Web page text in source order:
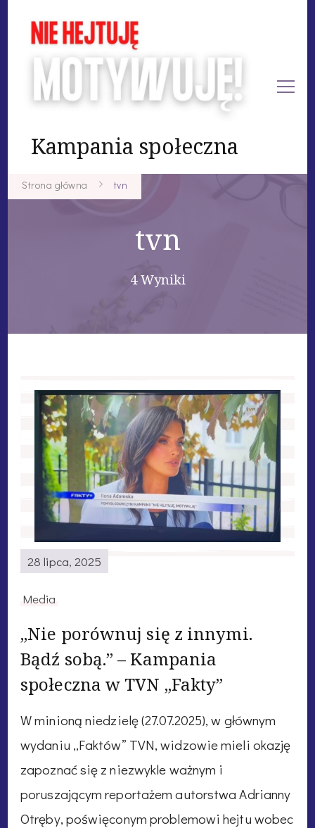
Kampania społeczna
Strona główna tvn
tvn
4 Wyniki
28 lipca, 2025
Media
„Nie porównuj się z innymi.
Bądź sobą.” – Kampania
społeczna w TVN „Fakty”
W minioną niedzielę (27.07.2025), w głównym
wydaniu „Faktów” TVN, widzowie mieli okazję
zapoznać się z niezwykle ważnym i
poruszającym reportażem autorstwa Adrianny
Otręby, poświęconym problemowi hejtu wobec